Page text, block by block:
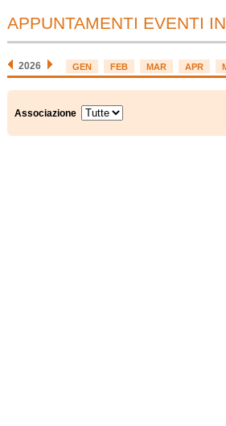
APPUNTAMENTI EVENTI
2026 GEN FEB MAR APR
Associazione